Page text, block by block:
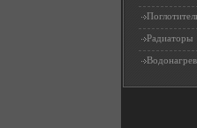
Радиаторы